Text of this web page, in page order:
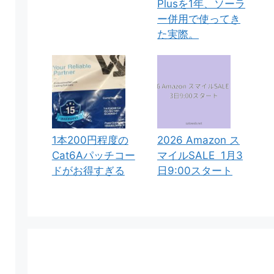
Plusを1年、ソーラ
ー併用で使ってき
た実際。
1本200円程度の
Cat6Aパッチコー
ドがお得すぎる
2026 Amazon ス
マイルSALE 1月3
日9:00スタート